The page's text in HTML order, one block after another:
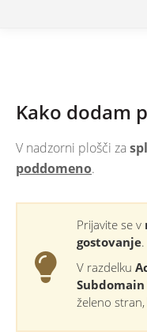
Kako dodam
V nadzorni plošči za
poddomeno.
Prijavite se v
gostovanje.
V razdelku
želeno